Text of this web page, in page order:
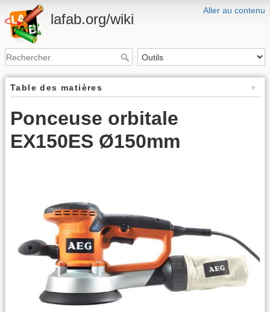
Aller au contenu
lafab.org/wiki
Table des matières
Ponceuse orbitale
EX150ES Ø150mm